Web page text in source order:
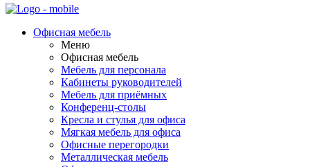
Офисная мебель
Меню
Офисная мебель
Мебель для персонала
Кабинеты руководителей
Мебель для приёмных
Конференц-столы
Кресла и стулья для офиса
Мягкая мебель для офиса
Офисные перегородки
Металлическая мебель